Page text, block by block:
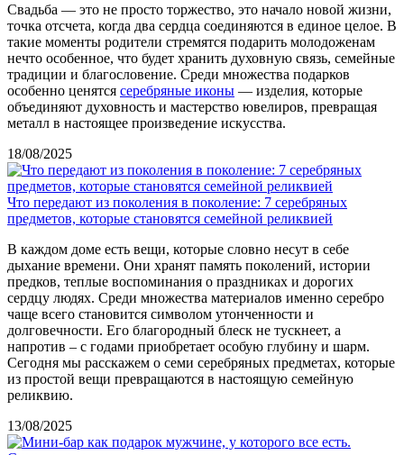
Свадьба — это не просто торжество, это начало новой жизни,
точка отсчета, когда два сердца соединяются в единое целое. В
такие моменты родители стремятся подарить молодоженам
нечто особенное, что будет хранить духовную связь, семейные
традиции и благословение. Среди множества подарков
особенно ценятся серебряные иконы — изделия, которые
объединяют духовность и мастерство ювелиров, превращая
металл в настоящее произведение искусства.
18/08/2025
Что передают из поколения в поколение: 7 серебряных
предметов, которые становятся семейной реликвией
В каждом доме есть вещи, которые словно несут в себе
дыхание времени. Они хранят память поколений, истории
предков, теплые воспоминания о праздниках и дорогих
сердцу людях. Среди множества материалов именно серебро
чаще всего становится символом утонченности и
долговечности. Его благородный блеск не тускнеет, а
напротив – с годами приобретает особую глубину и шарм.
Сегодня мы расскажем о семи серебряных предметах, которые
из простой вещи превращаются в настоящую семейную
реликвию.
13/08/2025